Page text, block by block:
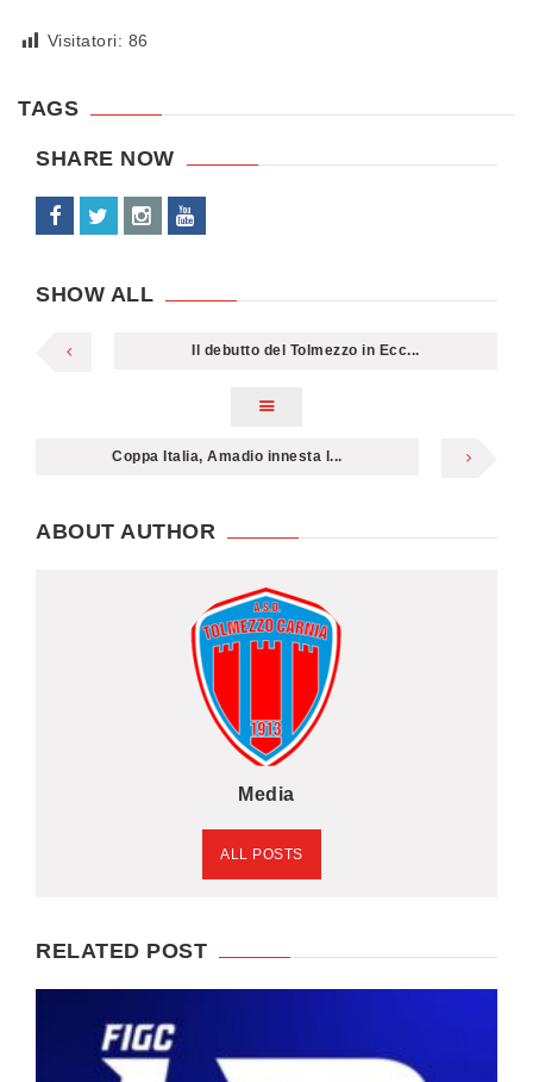
Visitatori: 86
TAGS
SHARE NOW
SHOW ALL
Il debutto del Tolmezzo in Ecc...
Coppa Italia, Amadio innesta l...
ABOUT AUTHOR
Media
ALL POSTS
RELATED POST